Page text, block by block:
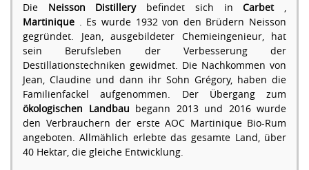
Die Neisson Distillerybefindet sich inCarbet,
Martinique . Es wurde 1932 von den Brüdern Neisson
gegründet. Jean, ausgebildeter Chemieingenieur, hat
sein Berufsleben der Verbesserung der
Destillationstechniken gewidmet. Die Nachkommen von
Jean, Claudine und dann ihr Sohn Grégory, haben die
Familienfackel aufgenommen. Der Übergang zum
ökologischen Landbau begann 2013 und 2016 wurde
den Verbrauchern der erste AOC Martinique Bio-Rum
angeboten. Allmählich erlebte das gesamte Land, über
40 Hektar, die gleiche Entwicklung.